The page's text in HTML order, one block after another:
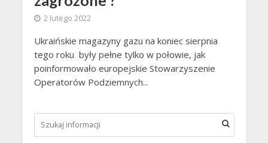
2 lutego 2022
Ukraińskie magazyny gazu na koniec sierpnia
tego roku były pełne tylko w połowie, jak
poinformowało europejskie Stowarzyszenie
Operatorów Podziemnych...